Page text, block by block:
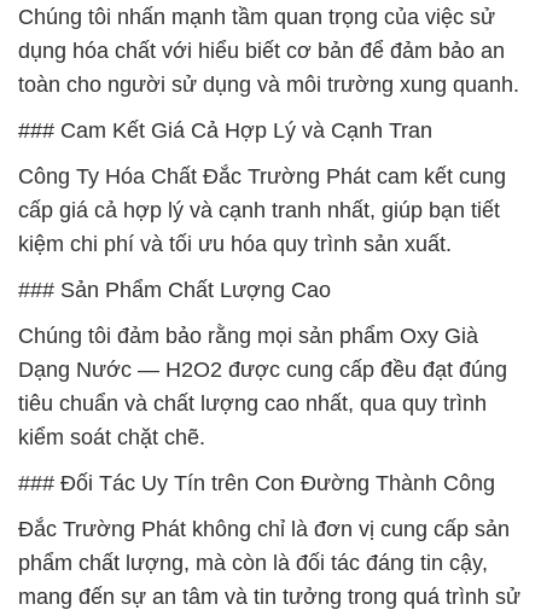
Chúng tôi nhấn mạnh tầm quan trọng của việc sử
dụng hóa chất với hiểu biết cơ bản để đảm bảo an
toàn cho người sử dụng và môi trường xung quanh.
### Cam Kết Giá Cả Hợp Lý và Cạnh Tran
Công Ty Hóa Chất Đắc Trường Phát cam kết cung
cấp giá cả hợp lý và cạnh tranh nhất, giúp bạn tiết
kiệm chi phí và tối ưu hóa quy trình sản xuất.
### Sản Phẩm Chất Lượng Cao
Chúng tôi đảm bảo rằng mọi sản phẩm Oxy Già
Dạng Nước — H2O2 được cung cấp đều đạt đúng
tiêu chuẩn và chất lượng cao nhất, qua quy trình
kiểm soát chặt chẽ.
### Đối Tác Uy Tín trên Con Đường Thành Công
Đắc Trường Phát không chỉ là đơn vị cung cấp sản
phẩm chất lượng, mà còn là đối tác đáng tin cậy,
mang đến sự an tâm và tin tưởng trong quá trình sử